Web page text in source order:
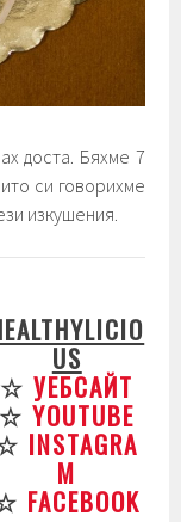
доста. Бяхме 7
си говорихме
изкушения.
US
☆УЕБСАЙТ
☆YOUTUBE
INSTAGRA
M
FACEBOOK